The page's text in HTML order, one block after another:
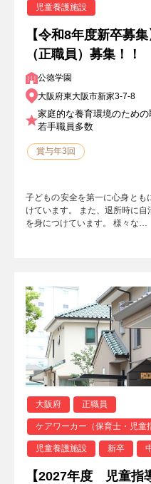
児童養護施設
【令和8年度新卒募
（正職員）募集！！
公徳学園
大阪府東大阪市新家3-7-8
家庭的な養育環境のため
若手職員多数
賞与年3回
子どもの安全を第一に心身とも
けています。 また、退所時に
を身につけています。 様々な…
大阪府 正職員
ケアワーカー（保育士・児童
児童養護施設 新卒
【2027年度 児童指